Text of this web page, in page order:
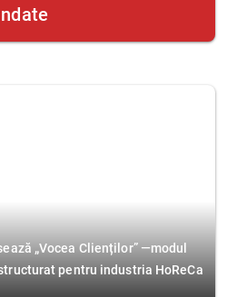
„Vocea Clienților” —modul
pentru industria HoReCa